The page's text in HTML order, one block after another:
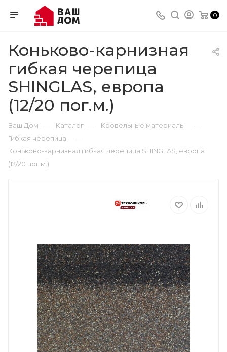
0
Коньково-карнизная
гибкая черепица
SHINGLAS, европа
(12/20 пог.м.)
Ваш Дом — Каталог — Кровельные материалы —
Гибкая черепица —
Коньково-карнизная гибкая черепица SHINGLAS, европа
(12/20 пог.м.)